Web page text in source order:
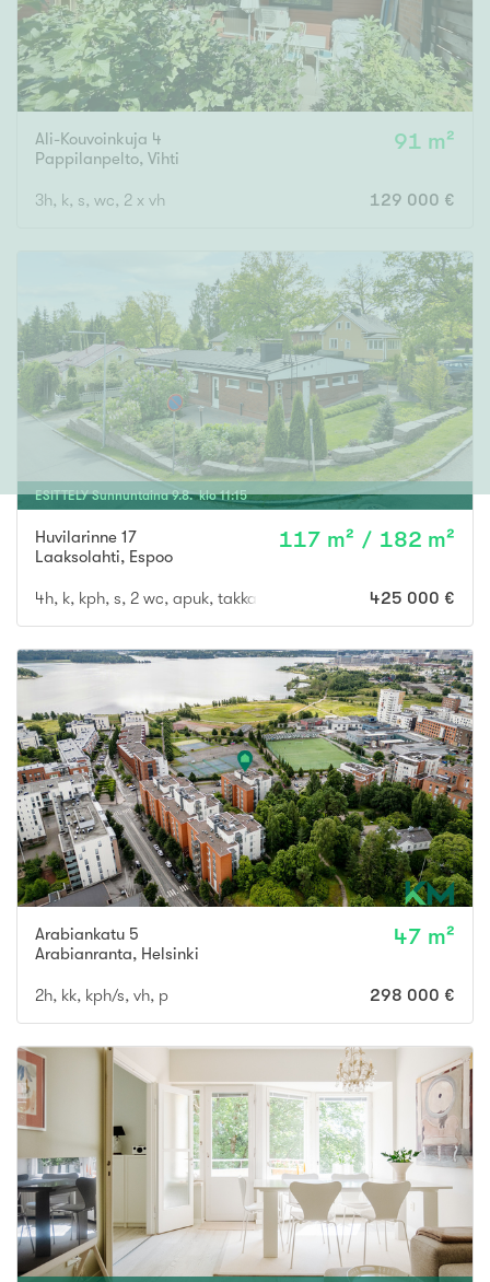
Ali-Kouvoinkuja 4
Pappilanpelto, Vihti
91 m²
3h, k, s, wc, 2 x vh 129 000 €
ESITTELY Sunnuntaina 9.8. klo11:15
Huvilarinne 17
Laaksolahti, Espoo
117 m² / 182 m²
4h, k, kph, s, 2 wc, apuk, takkah/askartelut, var, at425 000 €
Arabiankatu 5
Arabianranta, Helsinki
47 m²
2h, kk, kph/s, vh, p 298 000 €